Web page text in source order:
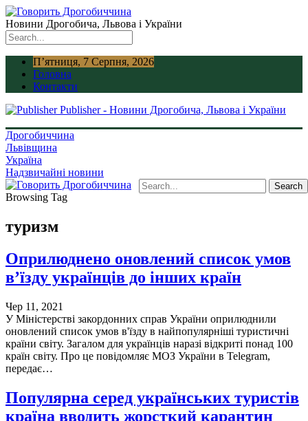
Новини Дрогобича, Львова і України
П’ятниця, 7 Серпня, 2026
Головна
Контакти
Publisher - Новини Дрогобича, Львова і України
Дрогобиччина
Львівщина
Україна
Надзвичайні новини
Browsing Tag
туризм
Оприлюднено оновлений список умов
в’їзду українців до інших країн
Чер 11, 2021
У Міністерстві закордонних справ України оприлюднили
оновлений список умов в'їзду в найпопулярніші туристичні
країни світу. Загалом для українців наразі відкриті понад 100
країн світу. Про це повідомляє МОЗ України в Telegram,
передає…
Популярна серед українських туристів
країна вводить жорсткий карантин